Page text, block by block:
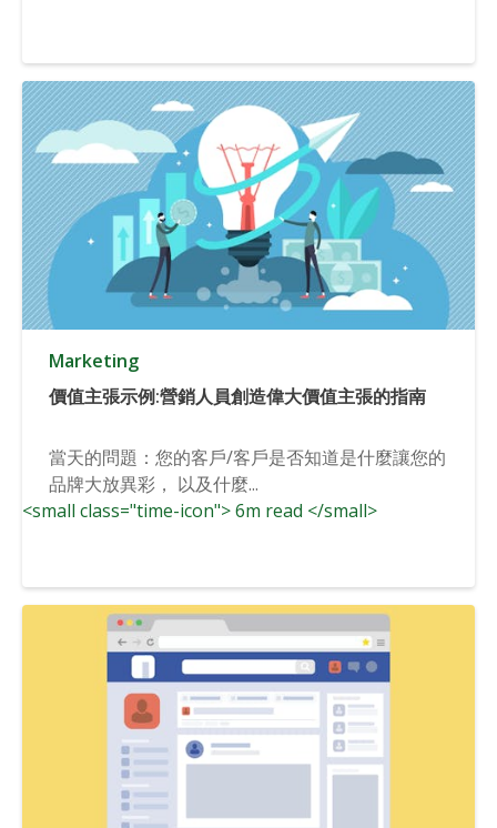
Marketing
價值主張示例:營銷人員創造偉大價值主張的指南
當天的問題：您的客戶/客戶是否知道是什麼讓您的
品牌大放異彩， 以及什麼...
<small class="time-icon"> 6m read </small>